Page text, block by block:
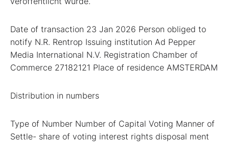
Date of transaction 23 Jan 2026 Person obliged to
notify N.R. Rentrop Issuing institution Ad Pepper
Media International N.V. Registration Chamber of
Commerce 27182121 Place of residence AMSTERDAM
Distribution in numbers
Type of Number Number of Capital Voting Manner of
Settle- share of voting interest rights disposal ment